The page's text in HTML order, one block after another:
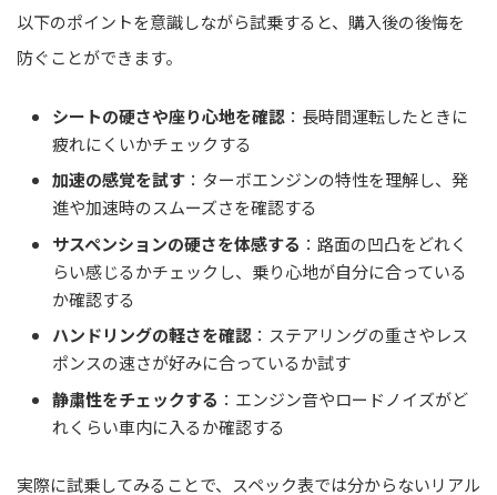
以下のポイントを意識しながら試乗すると、購入後の後悔を
防ぐことができます。
シートの硬さや座り心地を確認 ：長時間運転したときに
疲れにくいかチェックする
加速の感覚を試す ：ターボエンジンの特性を理解し、発
進や加速時のスムーズさを確認する
サスペンションの硬さを体感する ：路面の凹凸をどれく
らい感じるかチェックし、乗り心地が自分に合っている
か確認する
ハンドリングの軽さを確認 ：ステアリングの重さやレス
ポンスの速さが好みに合っているか試す
静粛性をチェックする ：エンジン音やロードノイズがど
れくらい車内に入るか確認する
実際に試乗してみることで、スペック表では分からないリアル